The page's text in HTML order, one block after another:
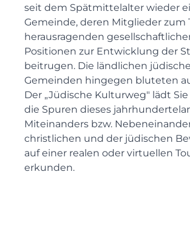
seit dem Spätmittelalter wieder
Gemeinde, deren Mitglieder zum
herausragenden
Positionen zur Entwicklung der
beitrugen. Die ländlichen
Gemeinden hingegen bluteten
Der „Jüdische Kulturweg" lädt Sie
die Spuren dieses
Miteinanders bzw.
christlichen und der jüdischen
auf einer realen oder virtuellen
erkunden.